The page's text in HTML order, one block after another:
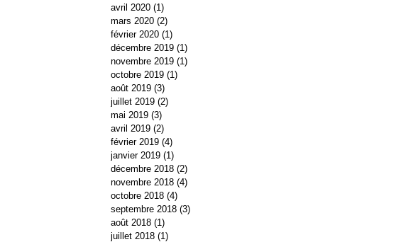
avril 2020 (1)
mars 2020 (2)
février 2020 (1)
décembre 2019 (1)
novembre 2019 (1)
octobre 2019 (1)
août 2019 (3)
juillet 2019 (2)
mai 2019 (3)
avril 2019 (2)
février 2019 (4)
janvier 2019 (1)
décembre 2018 (2)
novembre 2018 (4)
octobre 2018 (4)
septembre 2018 (3)
août 2018 (1)
juillet 2018 (1)